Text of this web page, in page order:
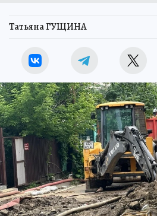
Татьяна ГУЩИНА